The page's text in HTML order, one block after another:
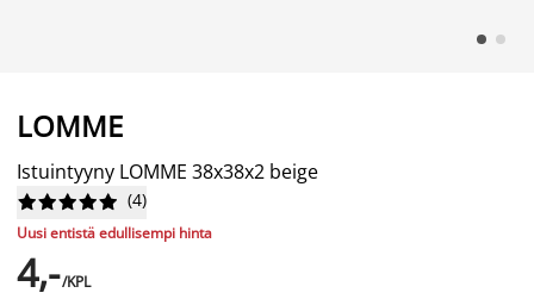
LOMME
Istuintyyny LOMME 38x38x2 beige





 (4)
Uusi entistä edullisempi hinta
4,-/KPL